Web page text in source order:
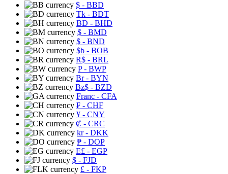
$ - BBD
Tk - BDT
BD - BHD
$ - BMD
$ - BND
$b - BOB
R$ - BRL
P- BWP
Br- BYN
Bz$ - BZD
Franc - CFA
₣ - CHF
¥ - CNY
₡ - CRC
kr- DKK
₱ - DOP
E£ - EGP
$ - FJD
£ - FKP